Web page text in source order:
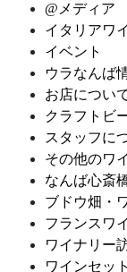
@メディア
イタリアワ
イベント
ウラなんば
お店につい
クラフトビ
スタッフに
その他のワ
なんば心斎
ブドウ畑・
フランスワ
ワイナリー
ワインセット